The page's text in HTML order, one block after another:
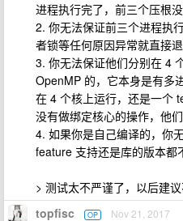
进程执行完了，前三个压根没
2. 你无法保证前三个进程执
者锁等任何原因异常就直接退
3. 你无法保证他们分别在 4
OpenMP 的，它本身是有多
在 4 个核上运行，还是一个
没有做绑定核心的操作，他
4. 如果你是自己编译的，你
feature 支持还是库的版本都
> 测试太不严谨了，以后建
topfisc OP Nov 21, 2017